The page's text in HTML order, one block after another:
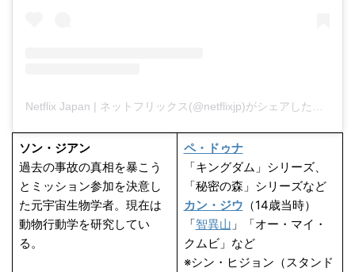
ソン・ジアン
過去の事故の真相を暴こう
とミッション参加を決意し
た元宇宙生物学者。現在は
動物行動学を研究してい
る。
ペ・ドゥナ
「キングダム」シリーズ、
「秘密の森」シリーズなど
カン・ジウ （14歳当時）
「智異山 」「オー・マイ・
クムビ」など
※シン・ヒジョン（スタンド